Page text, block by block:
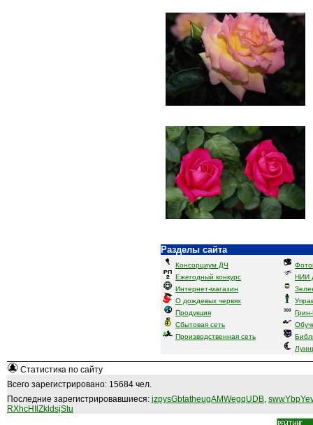
Разделы сайта
Консорциум ДЧ
Ежегодный конкурс
Интернет-магазин
О дождевых червях
Продукция
Сбытовая сеть
Производственная сеть
НИИ
Статистика по сайту
Всего зарегистрировано: 15684 чел.
Последние зарегистрировавшиеся: jzpysGbtatheugAMWegqUDB,
RXhcHIlZkldsjStu